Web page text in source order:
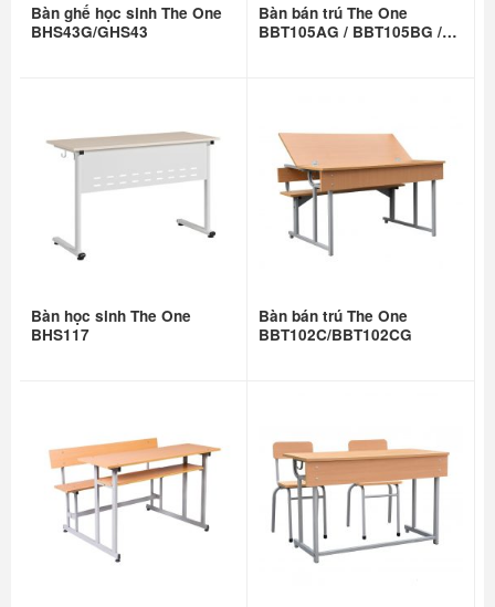
Bàn ghế học sinh The One
BHS43G/GHS43
Bàn bán trú The One
BBT105AG / BBT105BG /
Bàn học sinh The One
BHS117
Bàn bán trú The One
BBT102C/BBT102CG